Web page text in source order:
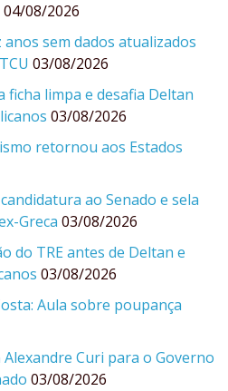
04/08/2026
anos sem dados atualizados
03/08/2026
ficha limpa e desafia Deltan
03/08/2026
retornou aos Estados
ao Senado e sela
Greca 03/08/2026
do TRE antes de Deltan e
03/08/2026
Aula sobre poupança
Curi para o Governo
03/08/2026